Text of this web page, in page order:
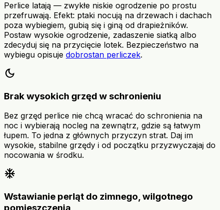
Perlice latają — zwykłe niskie ogrodzenie po prostu
przefruwają. Efekt: ptaki nocują na drzewach i dachach
poza wybiegiem, gubią się i giną od drapieżników.
Postaw wysokie ogrodzenie, zadaszenie siatką albo
zdecyduj się na przycięcie lotek. Bezpieczeństwo na
wybiegu opisuje dobrostan perliczek.
dark_mode
Brak wysokich grzęd w schronieniu
Bez grzęd perlice nie chcą wracać do schronienia na
noc i wybierają nocleg na zewnątrz, gdzie są łatwym
łupem. To jedna z głównych przyczyn strat. Daj im
wysokie, stabilne grzędy i od początku przyzwyczajaj do
nocowania w środku.
ac_unit
Wstawianie perląt do zimnego, wilgotnego